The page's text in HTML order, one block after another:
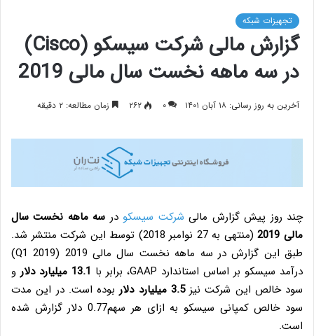
تجهیزات شبکه
گزارش مالی شرکت سیسکو (Cisco)
در سه ماهه نخست سال مالی 2019
آخرین به روز رسانی: ۱۸ آبان ۱۴۰۱ ۰ ۲۶۲ زمان مطالعه: ۲ دقیقه
چند روز پیش گزارش مالی شرکت سیسکو در سه ماهه نخست سال
مالی 2019
(منتهی به 27 نوامبر 2018) توسط این شرکت منتشر شد.
طبق این گزارش در سه ماهه نخست سال مالی 2019 (Q1 2019)
درآمد سیسکو بر اساس استاندارد GAAP، برابر با
13.1 میلیارد دلار
و
سود خالص این شرکت نیز3.5 میلیارد دلار
بوده است. در این مدت
سود خالص کمپانی سیسکو به ازای هر سهم0.77 دلار گزارش شده
است.